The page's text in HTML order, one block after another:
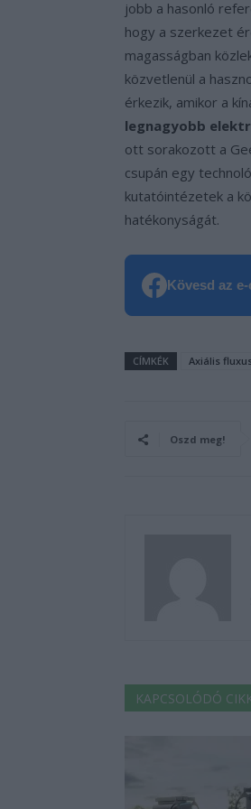
jobb a hasonló
hogy a szerkezet
magasságban
közvetlenül a
érkezik, amikor a
legnagyobb
ott sorakozott a
csupán egy
kutatóintézetek a
hatékonyságát.
Kövesd az
CÍMKÉK Axiális
Oszd meg!
KAPCSOLÓDÓ